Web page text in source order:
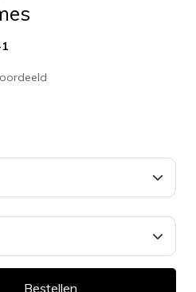
Bestellen